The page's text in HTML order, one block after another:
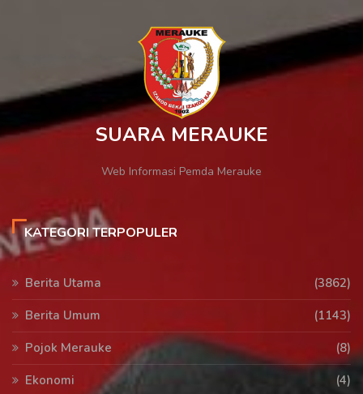
SUARA MERAUKE
Web Informasi Pemda Merauke
KATEGORI TERPOPULER
Berita Utama
(3862)
Berita Umum
(1143)
Pojok Merauke
(8)
Ekonomi
(4)